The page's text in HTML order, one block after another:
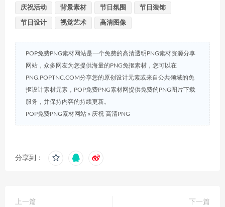
庆祝活动 背景素材 节日氛围 节日装饰
节日设计 视觉艺术 高清图像
POP免费PNG素材网站是一个免费的高清透明PNG素材资源分享
网站，众多网友为您提供海量的PNG免抠素材，您可以在
PNG.POPTNC.COM分享您的原创设计元素或来自公共领域的免
抠设计素材元素，POP免费PNG素材网提供免费的PNG图片下载
服务，并保持内容的持续更新。
POP免费PNG素材网站 » 庆祝 高清PNG
分享到：
上一篇
下一篇